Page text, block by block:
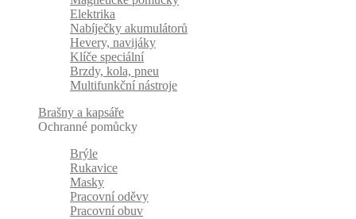
Elektrika
Nabíječky akumulátorů
Hevery, navijáky
Klíče speciální
Brzdy, kola, pneu
Multifunkční nástroje
Brašny a kapsáře
Ochranné pomůcky
Brýle
Rukavice
Masky
Pracovní oděvy
Pracovní obuv